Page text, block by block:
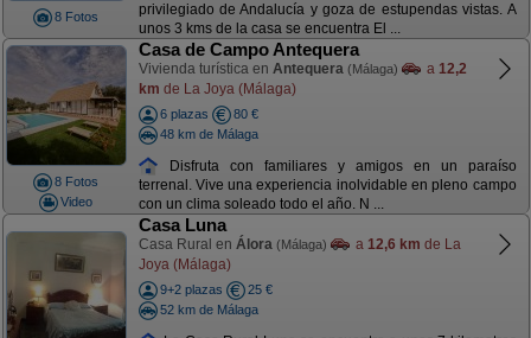
8 Fotos
privilegiado de Andalucía y goza de estupendas vistas. A
unos 3 kms de la casa se encuentra El ...
8 Fotos
Video
Casa de Campo Antequera
Vivienda turística en Antequera (Málaga) a 12,2
km de La Joya (Málaga)
6 plazas
80 €
48 km de Málaga
Disfruta con familiares y amigos en un paraíso
terrenal. Vive una experiencia inolvidable en pleno campo
con un clima soleado todo el año. N ...
Casa Luna
Casa Rural en Álora (Málaga) a 12,6 km de La
Joya (Málaga)
9+2 plazas
25 €
52 km de Málaga